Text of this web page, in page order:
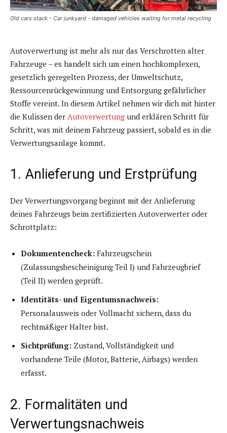
Old cars stack - Car junkyard - damaged vehicles waiting for metal recycling
Autoverwertung ist mehr als nur das Verschrotten alter
Fahrzeuge – es handelt sich um einen hochkomplexen,
gesetzlich geregelten Prozess, der Umweltschutz,
Ressourcenrückgewinnung und Entsorgung gefährlicher
Stoffe vereint. In diesem Artikel nehmen wir dich mit hinter
die Kulissen der Autoverwertung und erklären Schritt für
Schritt, was mit deinem Fahrzeug passiert, sobald es in die
Verwertungsanlage kommt.
1. Anlieferung und Erstprüfung
Der Verwertungsvorgang beginnt mit der Anlieferung
deines Fahrzeugs beim zertifizierten Autoverwerter oder
Schrottplatz:
Dokumentencheck: Fahrzeugschein
(Zulassungsbescheinigung Teil I) und Fahrzeugbrief
(Teil II) werden geprüft.
Identitäts- und Eigentumsnachweis:
Personalausweis oder Vollmacht sichern, dass du
rechtmäßiger Halter bist.
Sichtprüfung: Zustand, Vollständigkeit und
vorhandene Teile (Motor, Batterie, Airbags) werden
erfasst.
2. Formalitäten und
Verwertungsnachweis